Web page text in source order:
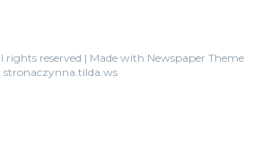
reserved | Made with Newspaper Theme
stronaczynna.tilda.ws